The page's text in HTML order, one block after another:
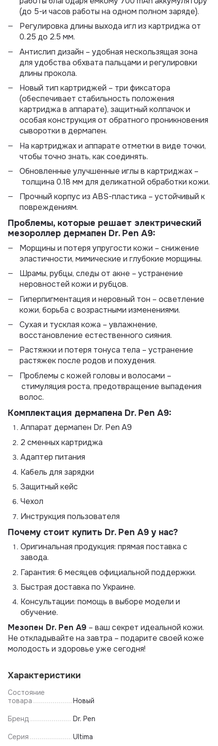
(до 5-и часов работы на одном полном заряде).
Регулировка длины выхода игл из картриджа от
0.25 до 2.5 мм.
Антислип дизайн – удобная нескользящая зона
для удобства обхвата пальцами и регулировки
длины прокола.
Новый тип картриджей – три фиксатора
(обеспечивает стабильность положения
картриджа в аппарате), защитный колпачок и
особая конструкция от обратного проникновения
сыворотки в дермапен.
На картриджах и аппарате отметки в виде точки,
чтобы точно знать, как соединять.
Обновленные улучшенные иглы в картриджах –
толщина 0.18 мм для деликатной обработки кожи.
Прочный корпус из ABS-пластика – устойчивый к
повреждениям.
Проблемы, которые решает электрический
мезороллер дермапен Dr. Pen А9:
Морщины и потеря упругости кожи – снижение
эластичности, мимические и глубокие морщины.
Шрамы, рубцы, следы от акне – устранение
неровностей кожи и рубцов.
Гиперпигментация и неровный тон – осветление
кожи, борьба с возрастными изменениями.
Сухая и тусклая кожа – увлажнение,
восстановление естественного сияния.
Растяжки и потеря тонуса тела – устранение
растяжек после родов и похудения.
Проблемы с кожей головы и волосами –
стимуляция роста, предотвращение выпадения
волос.
Комплектация дермапена Dr. Pen A9:
Аппарат дермапен Dr. Pen A9
2 сменных картриджа
Адаптер питания
Кабель для зарядки
Защитный кейс
Чехол
Инструкция пользователя
Почему стоит купить Dr. Pen А9 у нас?
Оригинальная продукция: прямая поставка с
завода.
Гарантия: 6 месяцев официальной поддержки.
Быстрая доставка по Украине.
Консультации: помощь в выборе модели и
обучение.
Мезопен Dr. Pen A9 – ваш секрет идеальной кожи.
Не откладывайте на завтра – подарите своей коже
молодость и здоровье уже сегодня!
Характеристики
Состояние
товара
Новый
Бренд Dr. Pen
Серия Ultima